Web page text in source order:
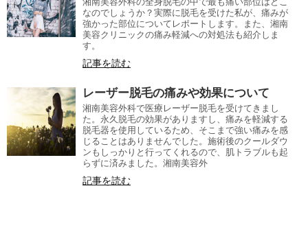
なのでしょうか？実際に脱毛を受けた私が、痛みが
強かった部位についてレポートします。また、湘南
美容クリニックの痛み軽減への対処法も紹介しま
す。
記事を読む
レーザー脱毛の痛みや効果について
湘南美容外科で医療レーザー脱毛を受けてきまし
た。永久脱毛の効果がありますし、痛みを軽減する
脱毛器を使用しているため、そこまで強い痛みを感
じることはありませんでした。施術後のクールダウ
ンもしっかりと行ってくれるので、肌トラブルも起
らずに済みました。湘南美容外
記事を読む